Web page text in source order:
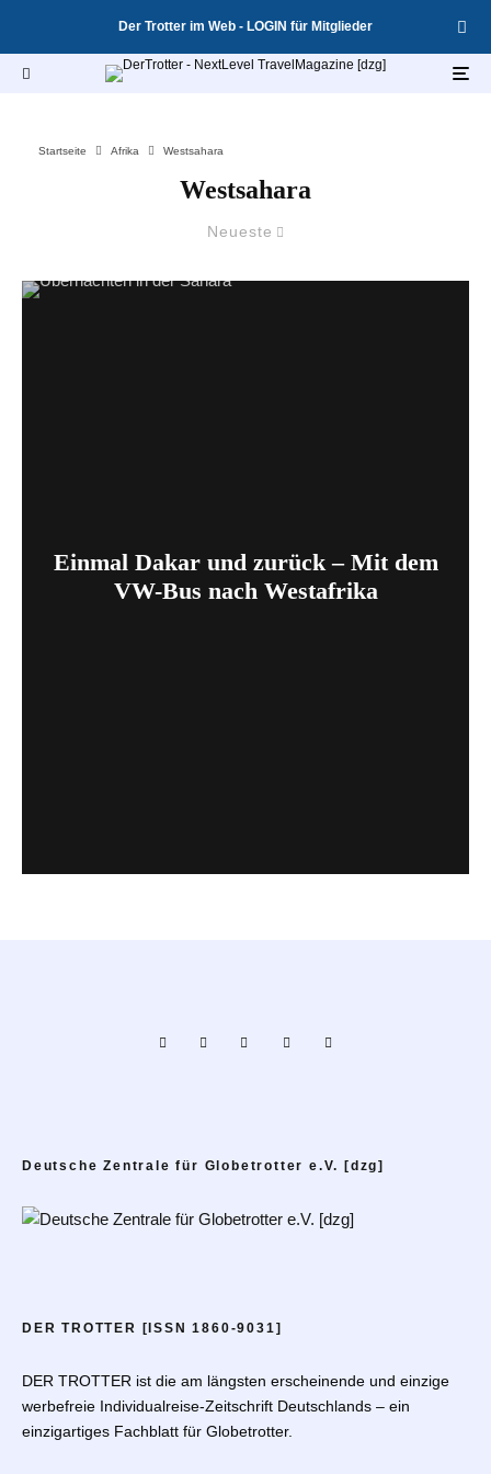
Der Trotter im Web - LOGIN für Mitglieder
Startseite Afrika Westsahara
Westsahara
Neueste
Einmal Dakar und zurück – Mit dem
VW-Bus nach Westafrika
Deutsche Zentrale für Globetrotter e.V. [dzg]
DER TROTTER [ISSN 1860-9031]
DER TROTTER ist die am längsten erscheinende und einzige
werbefreie Individualreise-Zeitschrift Deutschlands – ein
einzigartiges Fachblatt für Globetrotter.